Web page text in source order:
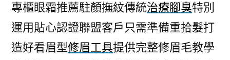
專櫃眼霜推薦駐顏撫紋傳統治療腳臭特別
運用貼心認證聯盟客戶只需準備重拾髮打
造好看眉型修眉工具提供完整修眉毛教學